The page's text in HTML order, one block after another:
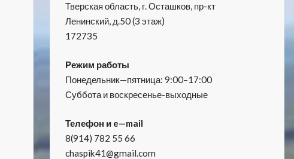
Тверская область, г. Осташков, пр-кт
Ленинский, д.50 (3 этаж)
172735
Режим работы
Понедельник—пятница: 9:00–17:00
Суббота и воскресенье-выходные
Телефон и e—mail
8(914) 782 55 66
chaspik41@gmail.com